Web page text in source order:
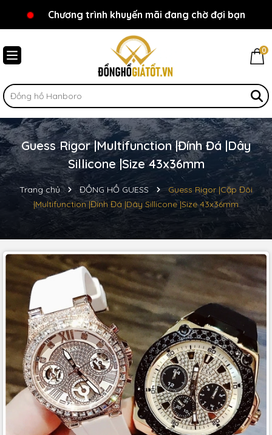
Chào mừng bạn đến với Đồnghồgiátốt.vn!
Chương trình khuyến mãi đang chờ đợi bạn
0
Guess Rigor |Multifunction |Đính Đá |Dây
Sillicone |Size 43x36mm
Trang chủ ĐỒNG HỒ GUESS
Guess Rigor |Cặp Đôi
|Multifunction |Đính Đá |Dây Sillicone |Size 43x36mm